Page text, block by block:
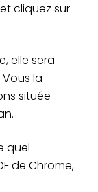
cliquez sur
elle sera
la
située
quel
de Chrome,